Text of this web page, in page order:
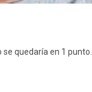
quedaría en 1 punto.